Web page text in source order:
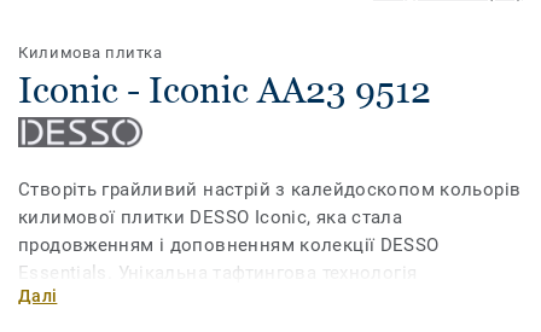
Килимова плитка
Iconic - Iconic AA23 9512
Створіть грайливий настрій з калейдоскопом кольорів
килимової плитки DESSO Iconic, яка стала
продовженням і доповненням колекції DESSO
Essentials. Унікальна тафтингова технологія
виробництва дозволяє створити багатошарову
Далі